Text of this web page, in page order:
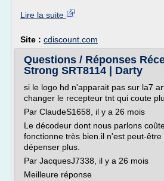
Lire la suite
Site : cdiscount.com
Questions / Réponses
Strong SRT8114 | Darty
si le logo hd n'apparait pas sur la7
changer le recepteur tnt qui coute
Par ClaudeS1658, il y a 26 mois
Le décodeur dont nous parlons
fonctionne très bien.il n'est peut-être
dépenser plus.
Par JacquesJ7338, il y a 26 mois
Meilleure réponse